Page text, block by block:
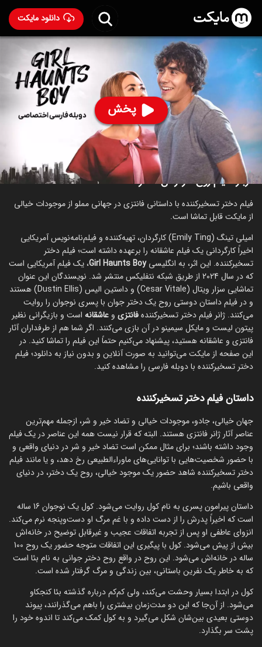
دانلود مایکت
پخش
فیلم روح سرگردان دختر با دوبله فارسی
- Girl Haunts Boy
۲۶۰ 88% ۶.۳
ساخت آمریکا سال 2024
رده سنی ۱۳+
عاشقانه
درباره فیلم روح سرگردان دختر
فیلم دختر تسخیرکننده با داستانی فانتزی در جهانی مملو از موجودات خیالی
از مایکت قابل تماشا است.
امیلی تینگ (Emily Ting) کارگردان، تهیه‌کننده و فیلم‌نامه‌نویس آمریکایی
اخیراً کارگردانی یک فیلم عاشقانه را برعهده داشته است؛ فیلم دختر
تسخیرکننده. این اثر، به انگلیسیGirl Haunts Boy، یک فیلم آمریکایی است
که در سال 2024 از طریق شبکه نتفلیکس منتشر شد. نویسندگان این عنوان
تماشایی سزار ویتال (Cesar Vitale) و داستین الیس (Dustin Ellis) هستند
و در فیلم داستان دوستی روح یک دختر جوان با پسری نوجوان را روایت
می‌کنند. ژانر فیلم دختر تسخیرکنندهفانتزی و عاشقانه است و بازیگرانی نظیر
پیتون لیست و مایکل سیمینو در آن بازی می‌کنند. اگر شما هم از طرفداران آثار
فانتزی و عاشقانه هستید، پیشنهاد می‌کنیم حتماً این فیلم را تماشا کنید. در
این صفحه از مایکت می‌توانید به صورت آنلاین و بدون نیاز به دانلود؛ فیلم
دختر تسخیرکننده با دوبله فارسی را مشاهده کنید.
داستان فیلم دختر تسخیرکننده
جهان خیالی، جادو، موجودات خیالی و تضاد خیر و شر، ازجمله مهم‌ترین
عناصر آثار ژانر فانتزی هستند. البته که قرار نیست همه این عناصر در یک فیلم
وجود داشته باشند؛ برای مثال ممکن است تضاد خیر و شر در دنیای واقعی و
با حضور شخصیت‌هایی با توانایی‌های ماوراءالطبیعی رخ دهد، و یا مانند فیلم
دختر تسخیرکننده شاهد حضور یک موجود خیالی، روح یک دختر، در دنیای
واقعی باشیم.
داستان پیرامون پسری به نام کول روایت می‌شود. کول یک نوجوان 16 ساله
است که اخیراً پدرش را از دست داده و با غم مرگ او دست‌وپنجه نرم می‌کند.
انزوای عاطفی او پس از تجربه اتفاقات عجیب و غیرقابل توضیح در خانه‌اش
بیش از پیش می‌شود. کول با پیگیری این اتفاقات متوجه حضور یک روح 100
ساله در خانه‌اش می‌شود. این روح در واقع روح دختر جوانی به نام بئا است
که به خاطر یک نفرین باستانی، بین زندگی و مرگ گرفتار شده است.
کول در ابتدا بسیار وحشت می‌کند، ولی کم‌کم درباره گذشته بئا کنجکاو
می‌شود. از آن‌جا که این دو مدت‌زمان بیشتری را باهم می‌گذرانند، پیوند
دوستی بعیدی بین‌شان شکل می‌گیرد و به کول کمک می‌کند تا اندوه خود را
پشت سر بگذارد.